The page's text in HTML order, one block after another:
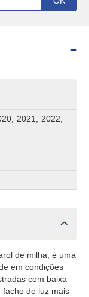
2021, 2022,
de milha, é uma
em condições
com baixa
de luz mais